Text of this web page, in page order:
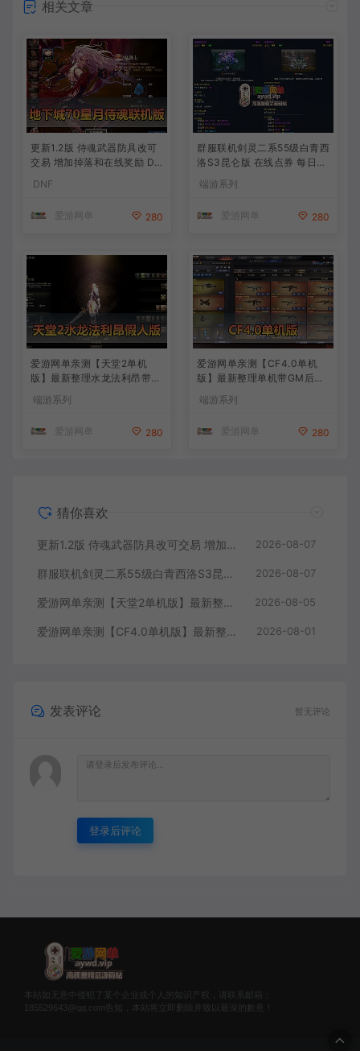
相关文章
更新1.2版 侍魂武器防具改可
交易 增加掉落和在线奖励 DN
丰富异次元技能装备词条 护
能徽章 史诗装备特效徽章 技
DNF
爱游网单 280
群服联机剑灵二系55级白青西
洛S3昆仑版 在线点券 每日礼
端游系列
爱游网单 280
爱游网单亲测【天堂2单机
版】最新整理水龙法利昂带假
人商业端制作单机 内置多功
能GM控制台 可发物品装备
端游系列
爱游网单 280
爱游网单亲测【CF4.0单机
版】最新整理单机带GM后台
可添加全物品装备 人机对战
可选难度 带单机内辅 一键启
端游系列
爱游网单 280
猜你喜欢
更新1.2版 侍魂武器防具改可交易 增加掉落和在线奖励 DNF70星月侍魂联机版 新版技能 丰富异次元技能装备词条 护石 辟邪玉 皮肤外观 BUFF技能徽章 史诗装备特效徽章 技能宝珠等 在线点 装备靠爆 2026-08-07
群服联机剑灵二系55级白青西洛S3昆仑版 在线点券 每日礼包 复古玩法 2026-08-07
爱游网单亲测【天堂2单机版】最新整理水龙法利昂带假人商业端制作单机 内置多功能GM控制台 可发物品装备 虚拟机一键端 视频安装教学 2026-08-05
爱游网单亲测【CF4.0单机版】最新整理单机带GM后台可添加全物品装备 人机对战可选难度 带单机内辅 一键启动视频教学 2026-08-01
发表评论 暂无评论
登录后评论
本站如无意中侵犯了某个企业或个人的知识产权，请联系邮箱：
185529643@qq.com告知，本站将立即删除并致以最深的歉意！